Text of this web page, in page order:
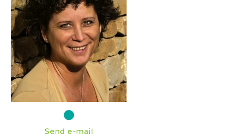
Send e-mail